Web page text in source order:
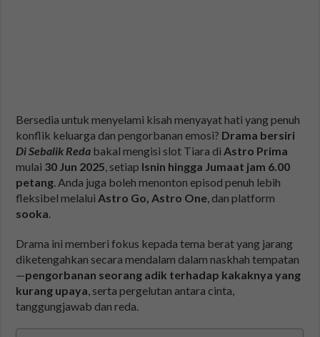
Bersedia untuk menyelami kisah menyayat hati yang penuh
konflik keluarga dan pengorbanan emosi? Drama bersiri
Di Sebalik Reda bakal mengisi slot Tiara diAstro Prima
mulai 30 Jun 2025, setiap Isnin hingga Jumaat jam 6.00
petang. Anda juga boleh menonton episod penuh lebih
fleksibel melaluiAstro Go, Astro One, dan platform
sooka.
Drama ini memberi fokus kepada tema berat yang jarang
diketengahkan secara mendalam dalam naskhah tempatan
—pengorbanan seorang adik terhadap kakaknya yang
kurang upaya, serta pergelutan antara cinta,
tanggungjawab dan reda.